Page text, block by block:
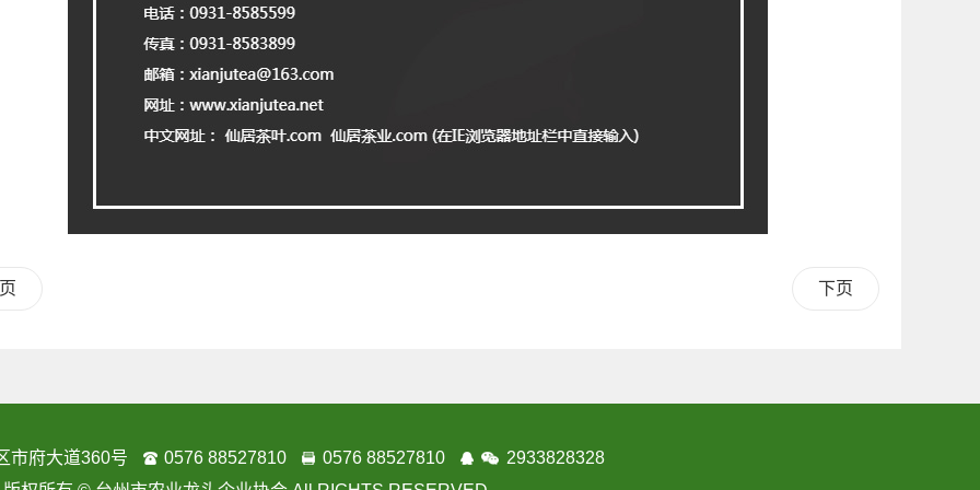
下页
市府大道360号 0576 88527810 0576 88527810
2933828328